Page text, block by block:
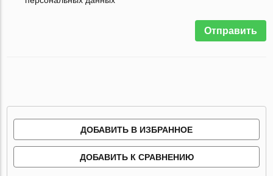
Отправить
ДОБАВИТЬ В ИЗБРАННОЕ
ДОБАВИТЬ К СРАВНЕНИЮ